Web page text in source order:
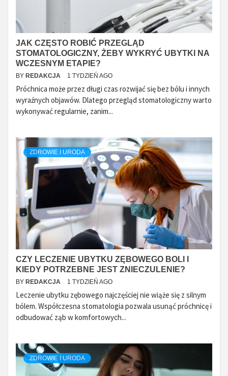
JAK CZĘSTO ROBIĆ PRZEGLĄD
STOMATOLOGICZNY, ŻEBY WYKRYĆ UBYTKI NA
WCZESNYM ETAPIE?
BY REDAKCJA 1 TYDZIEŃ AGO
Próchnica może przez długi czas rozwijać się bez bólu i innych
wyraźnych objawów. Dlatego przegląd stomatologiczny warto
wykonywać regularnie, zanim...
ZDROWIE I URODA
CZY LECZENIE UBYTKU ZĘBOWEGO BOLI I
KIEDY POTRZEBNE JEST ZNIECZULENIE?
BY REDAKCJA 1 TYDZIEŃ AGO
Leczenie ubytku zębowego najczęściej nie wiąże się z silnym
bólem. Współczesna stomatologia pozwala usunąć próchnicę i
odbudować ząb w komfortowych...
ZDROWIE I URODA